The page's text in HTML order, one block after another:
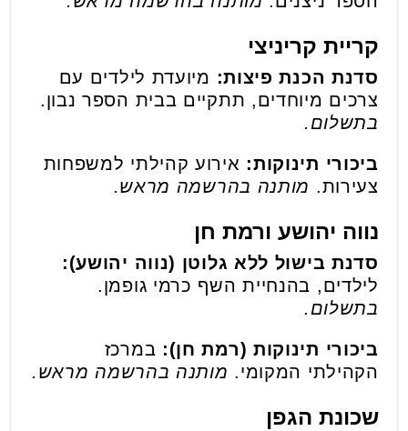
קריית קריניצי
סדנת הכנת פיצות: מיועדת לילדים עם
צרכים מיוחדים, תתקיים בבית הספר נבון.
בתשלום.
ביכורי תינוקות: אירוע קהילתי למשפחות
צעירות. מותנה בהרשמה מראש.
נווה יהושע ורמת חן
סדנת בישול ללא גלוטן (נווה יהושע):
לילדים, בהנחיית השף כרמי גופמן.
בתשלום.
ביכורי תינוקות (רמת חן): במרכז
הקהילתי המקומי. מותנה בהרשמה מראש.
שכונת הגפן